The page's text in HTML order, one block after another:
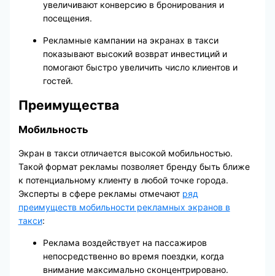
увеличивают конверсию в бронирования и
посещения.
Рекламные кампании на экранах в такси
показывают высокий возврат инвестиций и
помогают быстро увеличить число клиентов и
гостей.
Преимущества
Мобильность
Экран в такси отличается высокой мобильностью.
Такой формат рекламы позволяет бренду быть ближе
к потенциальному клиенту в любой точке города.
Эксперты в сфере рекламы отмечают ряд
преимуществ мобильности рекламных экранов в
такси:
Реклама воздействует на пассажиров
непосредственно во время поездки, когда
внимание максимально сконцентрировано.